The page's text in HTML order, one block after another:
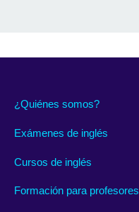
¿Quiénes somos?
Exámenes de inglés
Cursos de inglés
Formación para profesores